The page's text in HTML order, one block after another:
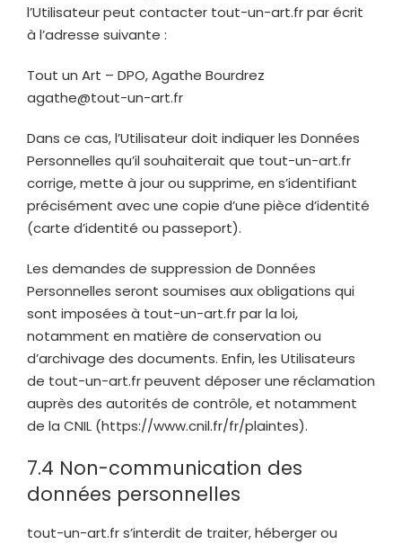
l’Utilisateur peut contacter tout-un-art.frpar écrit
à l’adresse suivante :
Tout un Art – DPO, Agathe Bourdrez
agathe@tout-un-art.fr
Dans ce cas, l’Utilisateur doit indiquer les Données
Personnelles qu’il souhaiterait que tout-un-art.fr
corrige, mette à jour ou supprime, en s’identifiant
précisément avec une copie d’une pièce d’identité
(carte d’identité ou passeport).
Les demandes de suppression de Données
Personnelles seront soumises aux obligations qui
sont imposées à tout-un-art.frpar la loi,
notamment en matière de conservation ou
d’archivage des documents. Enfin, les Utilisateurs
de tout-un-art.frpeuvent déposer une réclamation
auprès des autorités de contrôle, et notamment
de la CNIL (https://www.cnil.fr/fr/plaintes).
7.4 Non-communication des
données personnelles
tout-un-art.frs’interdit de traiter, héberger ou